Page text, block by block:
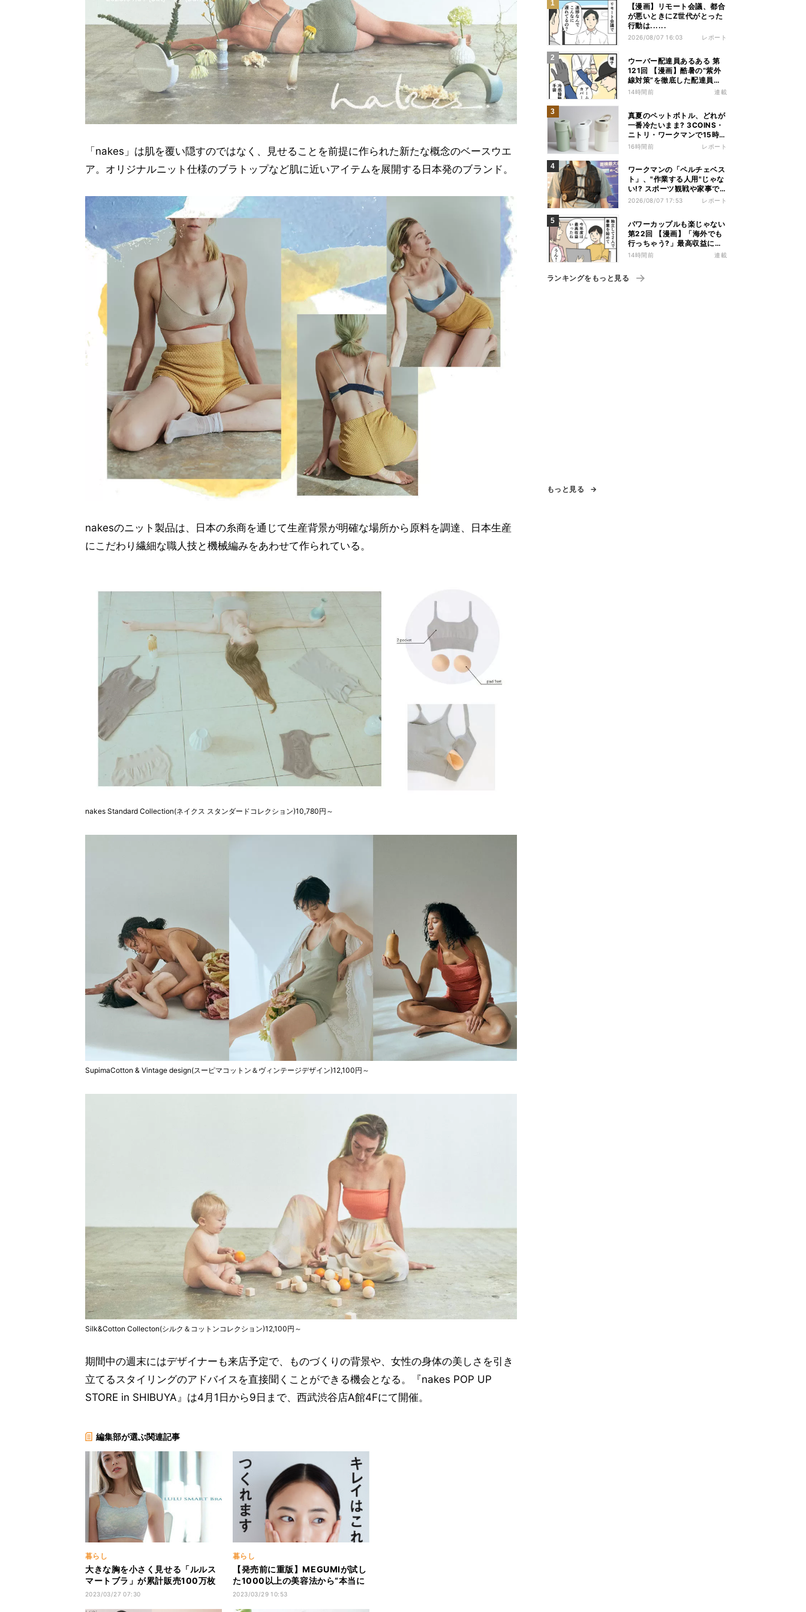
「nakes」は肌を覆い隠すのではなく、見せることを前提に作られた新たな概念のベースウエ
ア。オリジナルニット仕様のブラトップなど肌に近いアイテムを展開する日本発のブランド。
nakesのニット製品は、日本の糸商を通じて生産背景が明確な場所から原料を調達、日本生産
にこだわり繊細な職人技と機械編みをあわせて作られている。
nakes Standard Collection(ネイクス スタンダードコレクション)10,780円～
SupimaCotton & Vintage design(スーピマコットン＆ヴィンテージデザイン)12,100円～
Silk&Cotton Collecton(シルク＆コットンコレクション)12,100円～
期間中の週末にはデザイナーも来店予定で、ものづくりの背景や、女性の身体の美しさを引き
立てるスタイリングのアドバイスを直接聞くことができる機会となる。『nakes POP UP
STORE in SHIBUYA』は4月1日から9日まで、西武渋谷店A館4Fにて開催。
編集部が選ぶ関連記事
暮らし
大きな胸を小さく見せる「ルルス
マートブラ」が累計販売100万枚
突破-実は多い“胸を小さく見せた
2023/03/27 07:30
暮らし
【発売前に重版】MEGUMIが試し
た1000以上の美容法から“本当に
効いたもの”だけを厳選「キレイは
2023/03/29 10:53
【漫画】リモート会議、都合
が悪いときにZ世代がとった
行動は......
2026/08/07 16:03 レポート
ウーバー配達員あるある 第
121回 【漫画】酷暑の“紫外
線対策”を徹底した配達員
が、数カ月後に絶句した理由
14時間前 連載
真夏のペットボトル、どれが
一番冷たいまま? 3COINS・
ニトリ・ワークマンで15時間
検証してみた
16時間前 レポート
ワークマンの「ペルチェベス
ト」、"作業する人用"じゃな
い!? スポーツ観戦や家事で
の熱中症&冷え対策に――話
2026/08/07 17:53 レポート
パワーカップルも楽じゃない
第22回 【漫画】「海外でも
行っちゃう?」最高収益に喜
ぶ夫婦、直後に届いた“通知
14時間前 連載
ランキングをもっと見る
もっと見る